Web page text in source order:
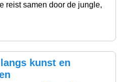
reist samen door de jungle,
kunst en